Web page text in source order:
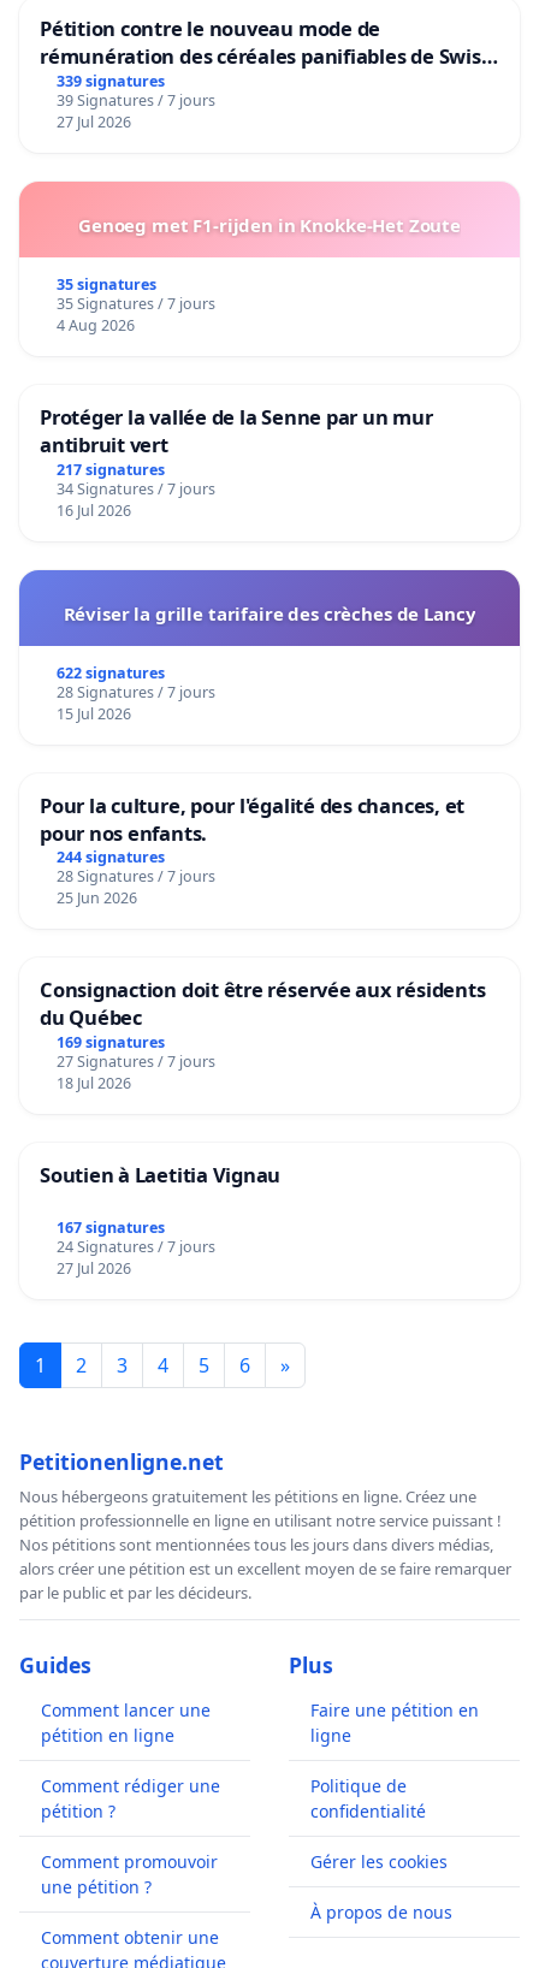
Pétition contre le nouveau mode de
rémunération des céréales panifiables de Swiss
granum basé sur la teneur en protéines
339 signatures
39 Signatures / 7 jours
27 Jul 2026
Genoeg met F1-rijden in Knokke-Het Zoute
35 signatures
35 Signatures / 7 jours
4 Aug 2026
Protéger la vallée de la Senne par un mur
antibruit vert
217 signatures
34 Signatures / 7 jours
16 Jul 2026
Réviser la grille tarifaire des crèches de Lancy
622 signatures
28 Signatures / 7 jours
15 Jul 2026
Pour la culture, pour l'égalité des chances, et
pour nos enfants.
244 signatures
28 Signatures / 7 jours
25 Jun 2026
Consignaction doit être réservée aux résidents
du Québec
169 signatures
27 Signatures / 7 jours
18 Jul 2026
Soutien à Laetitia Vignau
167 signatures
24 Signatures / 7 jours
27 Jul 2026
1 2 3 4 5 6 »
Petitionenligne.net
Nous hébergeons gratuitement les pétitions en ligne. Créez une
pétition professionnelle en ligne en utilisant notre service puissant !
Nos pétitions sont mentionnées tous les jours dans divers médias,
alors créer une pétition est un excellent moyen de se faire remarquer
par le public et par les décideurs.
Guides
Comment lancer une
pétition en ligne
Comment rédiger une
pétition ?
Comment promouvoir
une pétition ?
Comment obtenir une
couverture médiatique
Plus
Faire une pétition en
ligne
Politique de
confidentialité
Gérer les cookies
À propos de nous